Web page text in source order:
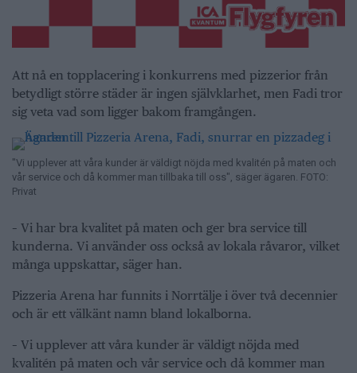
Att nå en topplacering i konkurrens med pizzerior från
betydligt större städer är ingen självklarhet, men Fadi tror
sig veta vad som ligger bakom framgången.
"Vi upplever att våra kunder är väldigt nöjda med kvalitén på maten och
vår service och då kommer man tillbaka till oss", säger ägaren. FOTO:
Privat
– Vi har bra kvalitet på maten och ger bra service till
kunderna. Vi använder oss också av lokala råvaror, vilket
många uppskattar, säger han.
Pizzeria Arena har funnits i Norrtälje i över två decennier
och är ett välkänt namn bland lokalborna.
– Vi upplever att våra kunder är väldigt nöjda med
kvalitén på maten och vår service och då kommer man